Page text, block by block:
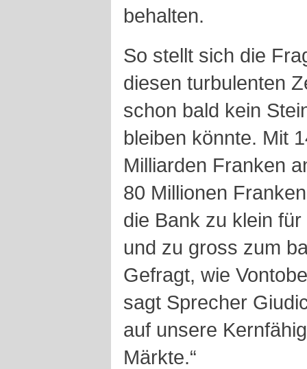
behalten.
So stellt sich die
diesen turbulenten
schon bald kein
bleiben könnte. Mit
Milliarden Franken
80 Millionen
die Bank zu klein
und zu gross zum
Gefragt, wie
sagt Sprecher
auf unsere
Märkte.“